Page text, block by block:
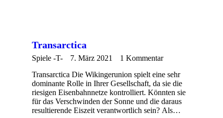
Transarctica
Spiele -T- 7. März 2021
1 Kommentar
Transarctica Die Wikingerunion spielt eine sehr
dominante Rolle in Ihrer Gesellschaft, da sie die
riesigen Eisenbahnnetze kontrolliert. Könnten sie
für das Verschwinden der Sonne und die daraus
resultierende Eiszeit verantwortlich sein? Als…